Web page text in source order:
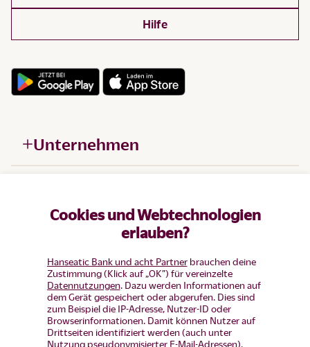
Cookies und Webtechnologien
erlauben?
Hanseatic Bank und acht Partnerbrauchen deine
Zustimmung (Klick auf „OK”) für vereinzelte
Datennutzungen. Dazu werden Informationen auf
dem Gerät gespeichert oder abgerufen. Dies sind
zum Beispiel die IP-Adresse, Nutzer-ID oder
Browserinformationen. Damit können Nutzer auf
Drittseiten identifiziert werden (auch unter
Nutzung pseudonymisierter E-Mail-Adressen).
Hilfe
Unternehmen